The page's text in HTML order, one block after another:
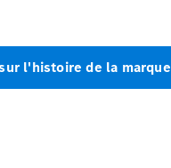
l'histoire de la marque